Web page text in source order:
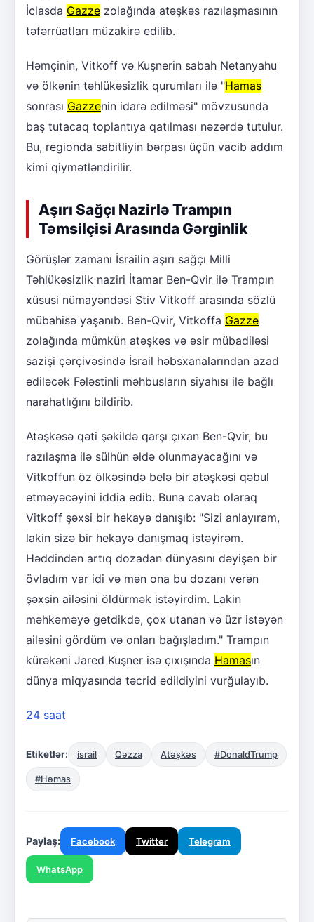
İclasda Gazze zolağında atəşkəs razılaşmasının
təfərrüatları müzakirə edilib.
Həmçinin, Vitkoff və Kuşnerin sabah Netanyahu
və ölkənin təhlükəsizlik qurumları ilə "Hamas
sonrası Gazzenin idarə edilməsi" mövzusunda
baş tutacaq toplantıya qatılması nəzərdə tutulur.
Bu, regionda sabitliyin bərpası üçün vacib addım
kimi qiymətləndirilir.
Aşırı Sağçı Nazirlə Trampın
Təmsilçisi Arasında Gərginlik
Görüşlər zamanı İsrailin aşırı sağçı Milli
Təhlükəsizlik naziri İtamar Ben-Qvir ilə Trampın
xüsusi nümayəndəsi Stiv Vitkoff arasında sözlü
mübahisə yaşanıb. Ben-Qvir, Vitkoffa Gazze
zolağında mümkün atəşkəs və əsir mübadiləsi
sazişi çərçivəsində İsrail həbsxanalarından azad
ediləcək Fələstinli məhbusların siyahısı ilə bağlı
narahatlığını bildirib.
Atəşkəsə qəti şəkildə qarşı çıxan Ben-Qvir, bu
razılaşma ilə sülhün əldə olunmayacağını və
Vitkoffun öz ölkəsində belə bir atəşkəsi qəbul
etməyəcəyini iddia edib. Buna cavab olaraq
Vitkoff şəxsi bir hekayə danışıb: "Sizi anlayıram,
lakin sizə bir hekayə danışmaq istəyirəm.
Həddindən artıq dozadan dünyasını dəyişən bir
övladım var idi və mən ona bu dozanı verən
şəxsin ailəsini öldürmək istəyirdim. Lakin
məhkəməyə getdikdə, çox utanan və üzr istəyən
ailəsini gördüm və onları bağışladım." Trampın
kürəkəni Jared Kuşner isə çıxışında Hamasın
dünya miqyasında təcrid edildiyini vurğulayıb.
24 saat
Etiketlər: israil Qəzza Atəşkəs #DonaldTrump
#Həmas
Paylaş: Facebook Twitter Telegram
WhatsApp